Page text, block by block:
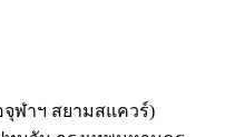
ฬาฯ สยามสแควร์)